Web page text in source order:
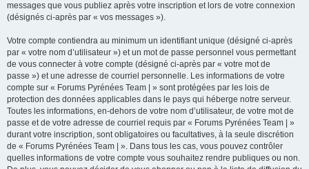
messages que vous publiez après votre inscription et lors de votre connexion
(désignés ci-après par « vos messages »).
Votre compte contiendra au minimum un identifiant unique (désigné ci-après
par « votre nom d’utilisateur ») et un mot de passe personnel vous permettant
de vous connecter à votre compte (désigné ci-après par « votre mot de
passe ») et une adresse de courriel personnelle. Les informations de votre
compte sur « Forums Pyrénées Team | » sont protégées par les lois de
protection des données applicables dans le pays qui héberge notre serveur.
Toutes les informations, en-dehors de votre nom d’utilisateur, de votre mot de
passe et de votre adresse de courriel requis par « Forums Pyrénées Team | »
durant votre inscription, sont obligatoires ou facultatives, à la seule discrétion
de « Forums Pyrénées Team | ». Dans tous les cas, vous pouvez contrôler
quelles informations de votre compte vous souhaitez rendre publiques ou non.